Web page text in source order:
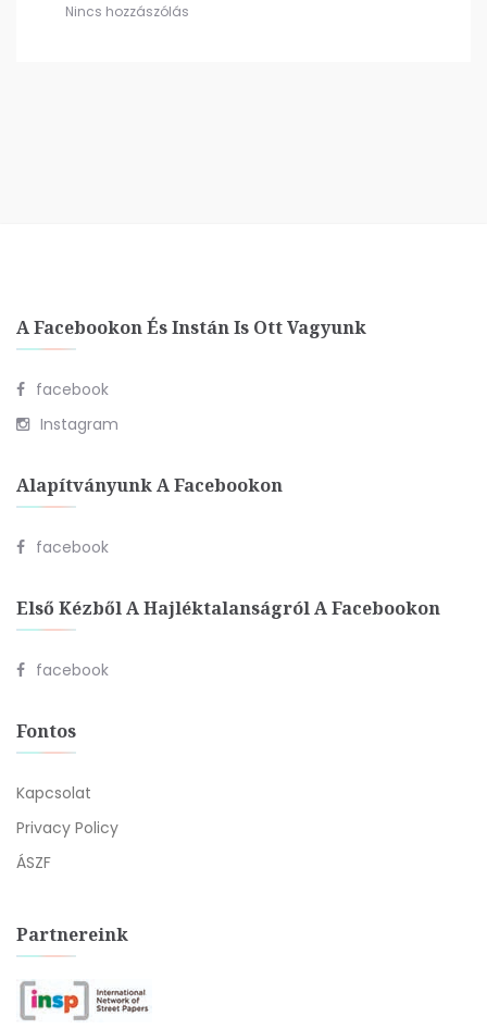
Nincs hozzászólás
A Facebookon És Instán Is Ott Vagyunk
facebook
Instagram
Alapítványunk A Facebookon
facebook
Első Kézből A Hajléktalanságról A Facebookon
facebook
Fontos
Kapcsolat
Privacy Policy
ÁSZF
Partnereink